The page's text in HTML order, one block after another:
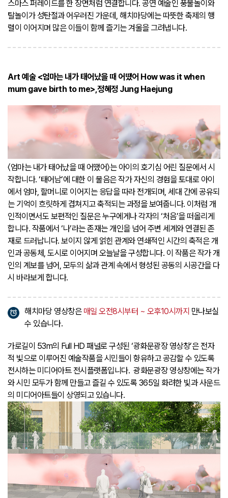
스마스 퍼레이드를 한 장면처럼 연결합니다. 공연 예술인 풍물놀이와
탈놀이가 성탄절과 어우러진 가운데, 해치마당에는 따뜻한 축제의 행
렬이 이어지며 많은 이들이 함께 즐기는 겨울을 그려냅니다.
Art 예술 <엄마는 내가 태어났을 때 어땠어 How was it when
mum gave birth to me>,정혜정 Jung Haejung
〈엄마는 내가 태어났을 때 어땠어〉는 아이의 호기심 어린 질문에서 시
작합니다. ‘태어남’에 대한 이 물음은 작가 자신의 경험을 토대로 아이
에서 엄마, 할머니로 이어지는 응답을 따라 전개되며, 세대 간에 공유되
는 기억이 흐릿하게 겹쳐지고 축적되는 과정을 보여줍니다. 이처럼 개
인적이면서도 보편적인 질문은 누구에게나 각자의 ‘처음’을 떠올리게
합니다. 작품에서 ‘나’라는 존재는 개인을 넘어 주변 세계와 연결된 존
재로 드러납니다. 보이지 않게 얽힌 관계와 연쇄적인 시간의 축적은 개
인과 공동체, 도시로 이어지며 오늘날을 구성합니다. 이 작품은 작가 개
인의 계보를 넘어, 모두의 삶과 관계 속에서 형성된 공동의 시공간을 다
시 바라보게 합니다.
해치마당 영상창은 매일 오전8시부터 ~ 오후10시까지 만나보실
수 있습니다.
가로길이 53m의 Full HD 패널로 구성된 ‘광화문광장 영상창’은 전자
적 빛으로 이루어진 예술작품을 시민들이 향유하고 공감할 수 있도록
전시하는 미디어아트 전시플랫폼입니다. 광화문광장 영상창에는 작가
와 시민 모두가 함께 만들고 즐길 수 있도록 365일 화려한 빛과 사운드
의 미디어아트들이 상영되고 있습니다.